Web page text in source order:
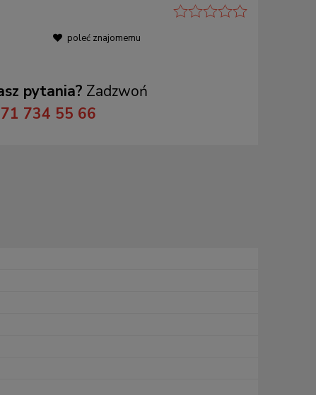
poleć znajomemu
pytania? Zadzwoń
71 734 55 66